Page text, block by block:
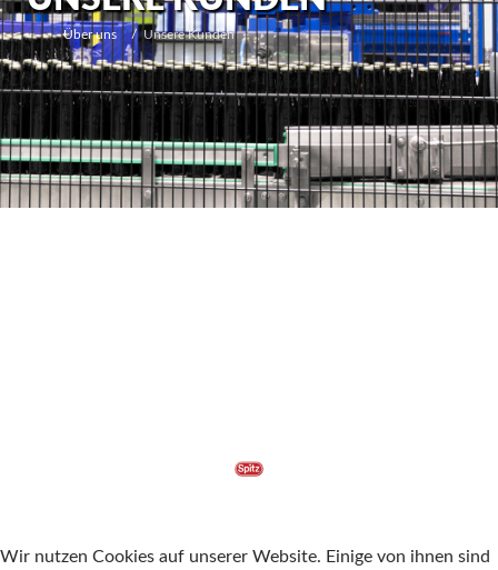
Über uns Unsere Kunden
Wir nutzen Cookies auf unserer Website. Einige von ihnen sind